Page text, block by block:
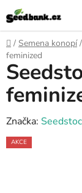
Přejít
na
obsah
Domů
/ Semena konopí /
feminized
Značka:
AKCE